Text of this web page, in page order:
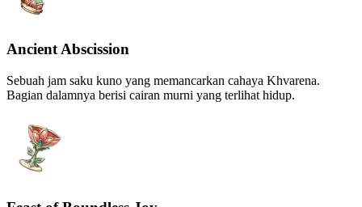
Ancient Abscission
Sebuah jam saku kuno yang memancarkan cahaya Khvarena.
Bagian dalamnya berisi cairan murni yang terlihat hidup.